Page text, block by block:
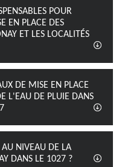
POUR
EN PLACE DES
ET LES LOCALITÉS
DE MISE EN PLACE
L'EAU DE PLUIE DANS
NIVEAU DE LA
DANS LE 1027 ?